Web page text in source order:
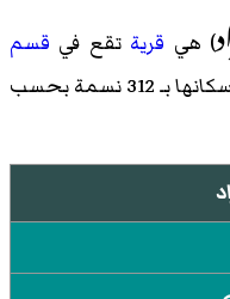
) هي قرية تقع في قسم
نسمة بحسب